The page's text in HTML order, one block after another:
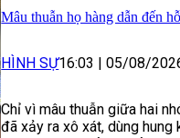
Mâu thuẫn họ hàng dẫn đến
HÌNH SỰ16:03 05/08/
Chỉ vì mâu thuẫn giữa hai
đã xảy ra xô xát, dùng